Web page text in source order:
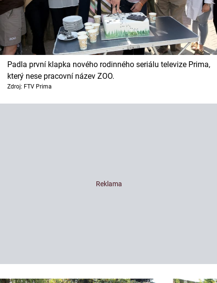
Padla první klapka nového rodinného seriálu televize Prima,
který nese pracovní název ZOO.
Zdroj: FTV Prima